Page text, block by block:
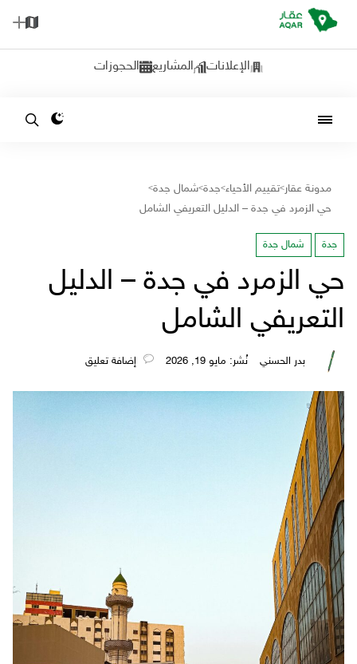
الإعلانات المشاريع الحجوزات
مدونة عقار>تقييم الأحياء>جدة>شمال جدة>
حي الزمرد في جدة – الدليل التعريفي الشامل
جدة شمال جدة
حي الزمرد في جدة – الدليل
التعريفي الشامل
بدر الحسني نُشر: مايو 19, 2026